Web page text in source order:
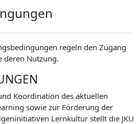
regeln den Zugang
deren Nutzung.
Koordination des aktuellen
sowie zur Förderung der
Lernkultur stellt die JKU